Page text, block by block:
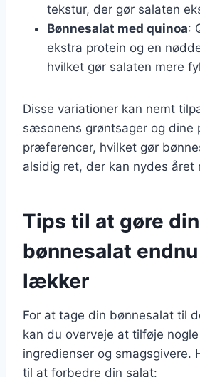
tekstur, der gør salaten
Bønnesalat med quinoa:
ekstra protein og en
hvilket gør salaten mere
Disse variationer kan nemt
sæsonens grøntsager og dine
præferencer, hvilket gør
alsidig ret, der kan nydes året
Tips til at gøre din
bønnesalat
lækker
For at tage din bønnesalat til
kan du overveje at tilføje
ingredienser og smagsgivere.
til at forbedre din salat: